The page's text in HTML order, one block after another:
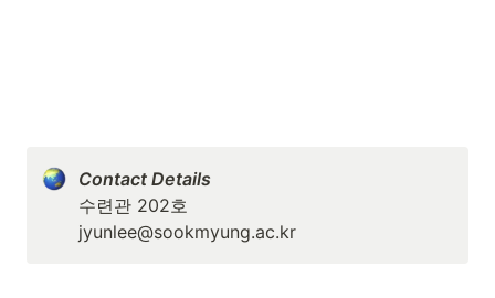
수련관 202호
jyunlee@sookmyung.ac.kr